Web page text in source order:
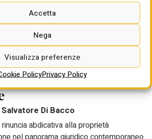
Accetta
Nega
Visualizza preferenze
PolicyPrivacy Policy
DELL'EDILIZIA
e validità della
alla proprietà
Le tesi contrapposte
della Corte di
Di Bacco
abdicativa alla proprietà